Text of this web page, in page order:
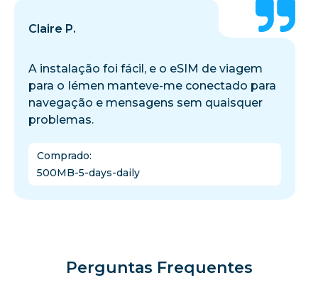
Claire P.
A instalação foi fácil, e o eSIM de viagem
para o Iémen manteve-me conectado para
navegação e mensagens sem quaisquer
problemas.
Comprado:
500MB-5-days-daily
Perguntas Frequentes